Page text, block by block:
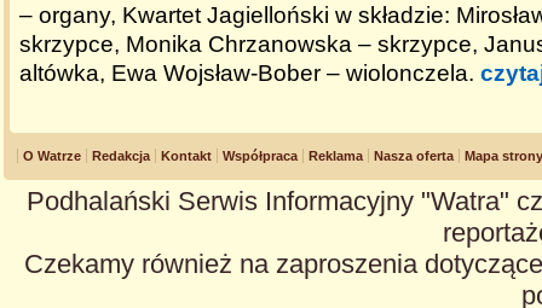
– organy, Kwartet Jagielloński w składzie:
skrzypce, Monika Chrzanowska – skrzypce,
altówka, Ewa Wojsław-Bober – wiolonczela.
O Watrze Redakcja Kontakt Współpraca Reklama Nasza oferta Mapa strony
Podhalański Serwis Informacyjny "Watra"
Czekamy również na zaproszenia